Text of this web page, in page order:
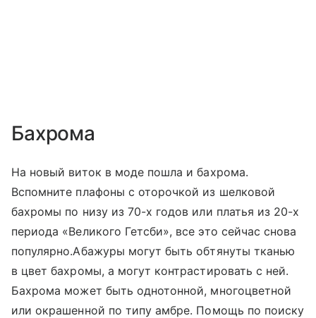
Бахрома
На новый виток в моде пошла и бахрома.
Вспомните плафоны с оторочкой из шелковой
бахромы по низу из 70-х годов или платья из 20-х
периода «Великого Гетсби», все это сейчас снова
популярно.Абажуры могут быть обтянуты тканью
в цвет бахромы, а могут контрастировать с ней.
Бахрома может быть однотонной, многоцветной
или окрашенной по типу амбре. Помощь по поиску